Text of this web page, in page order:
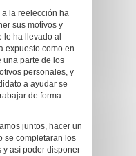
a la reelección ha
sus motivos y
le ha llevado al
expuesto como en
parte de los
personales, y
a ayudar se
de forma
juntos, hacer un
se completaran los
y así poder disponer